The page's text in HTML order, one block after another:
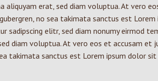
aliquyam erat, sed diam voluptua. At vero
no sea takimata sanctus est
sadipscing elitr, sed diam nonumy eirmod
diam voluptua. At vero eos et accusam
takimata sanctus est Lorem ipsum dolor